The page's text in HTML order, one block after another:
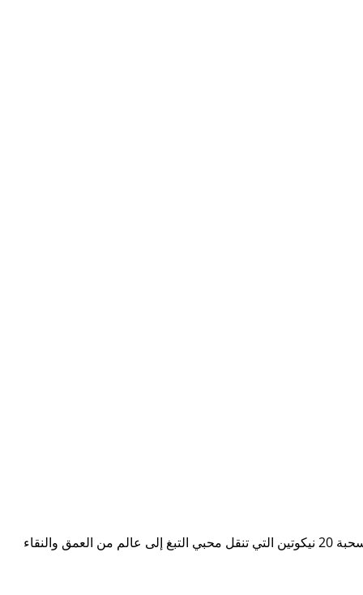
في رحلة البحث عن نكهة تبغ فاخرة تجمع بين الأصالة والنعومة، يقدّم متجر صب زيرو الكويتي تجربة مبهرة عبر سحبة كوكو توباكو 5000 سحبة 20 نيكوتين التي تنقل محبي التبغ إلى عالم من العمق والنقاء